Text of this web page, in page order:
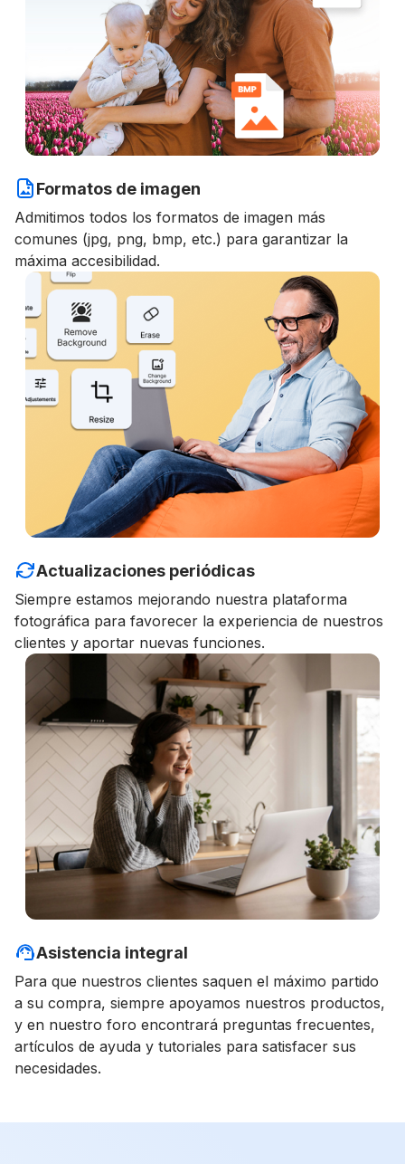
Formatos de imagen
Admitimos todos los formatos de imagen más
comunes (jpg, png, bmp, etc.) para garantizar la
máxima accesibilidad.
Actualizaciones periódicas
Siempre estamos mejorando nuestra plataforma
fotográfica para favorecer la experiencia de nuestros
clientes y aportar nuevas funciones.
Asistencia integral
Para que nuestros clientes saquen el máximo partido
a su compra, siempre apoyamos nuestros productos,
y en nuestro foro encontrará preguntas frecuentes,
artículos de ayuda y tutoriales para satisfacer sus
necesidades.